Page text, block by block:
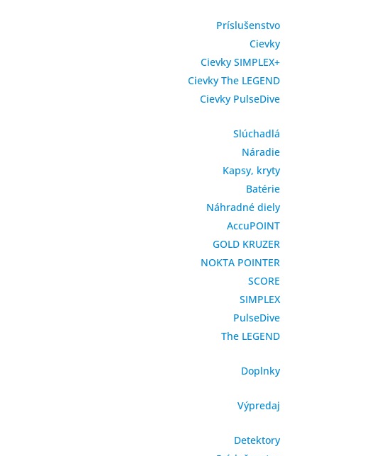
Príslušenstvo
Cievky
Cievky SIMPLEX+
Cievky The LEGEND
Cievky PulseDive
Slúchadlá
Náradie
Kapsy, kryty
Batérie
Náhradné diely
AccuPOINT
GOLD KRUZER
NOKTA POINTER
SCORE
SIMPLEX
PulseDive
The LEGEND
Doplnky
Výpredaj
Detektory